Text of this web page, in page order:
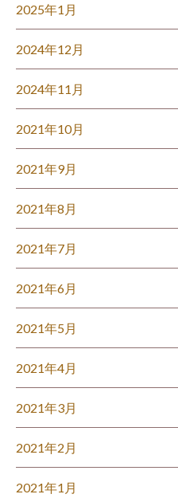
2025年1月
2024年12月
2024年11月
2021年10月
2021年9月
2021年8月
2021年7月
2021年6月
2021年5月
2021年4月
2021年3月
2021年2月
2021年1月